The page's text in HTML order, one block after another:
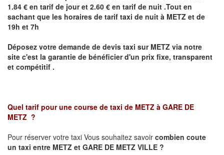
1.84 € en tarif de jour et 2.60 € en tarif de nuit .Tout en
sachant que les horaires de tarif taxi de nuit à METZ et de
19h et 7h
Déposez votre demande de devis taxi sur METZ via notre
site c'est la garantie de bénéficier d'un prix fixe, transparent
et compétitif .
Quel tarif pour une course de taxi de METZ à GARE DE
METZ ?
Pour réserver votre taxi Vous souhaitez savoir combien coute
un taxi entre METZ et GARE DE METZ VILLE ?